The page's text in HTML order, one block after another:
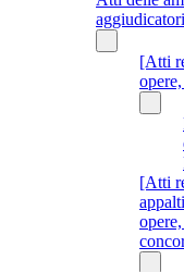
[Atti
[Atti